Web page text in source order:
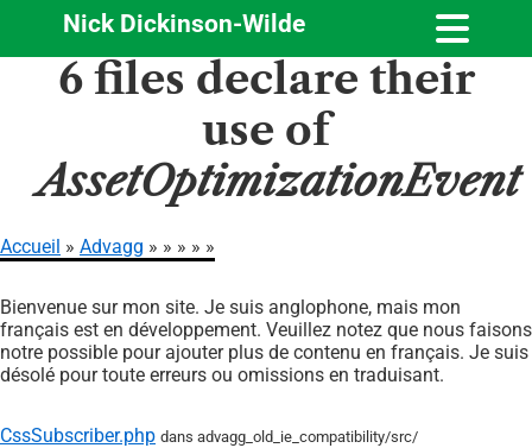
Aller
Nick Dickinson-Wilde
6 files declare their
use of
AssetOptimizationEvent
d'Ariane
Accueil Advagg
Bienvenue sur mon site. Je suis anglophone, mais mon
français est en développement. Veuillez notez que nous faisons
notre possible pour ajouter plus de contenu en français. Je suis
désolé pour toute erreurs ou omissions en traduisant.
CssSubscriber.php dans advagg_old_ie_compatibility/src/